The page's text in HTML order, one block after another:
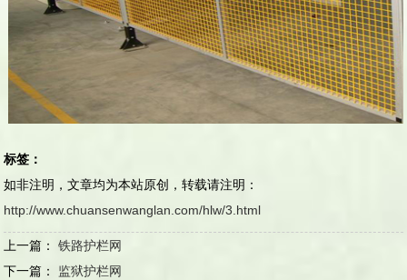
标签：
如非注明，文章均为本站原创，转载请注明：
http://www.chuansenwanglan.com/hlw/3.html
上一篇：铁路护栏网
下一篇： 监狱护栏网